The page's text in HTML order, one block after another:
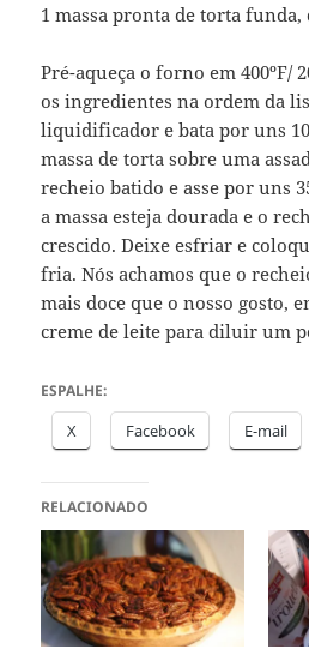
1 massa pronta de torta funda,
Pré-aqueça o forno em 400ºF/
os ingredientes na ordem da
liquidificador e bata por uns
massa de torta sobre uma
recheio batido e asse por uns
a massa esteja dourada e o
crescido. Deixe esfriar e
fria. Nós achamos que o
mais doce que o nosso gosto,
creme de leite para diluir um
ESPALHE:
X Facebook E-mail
RELACIONADO